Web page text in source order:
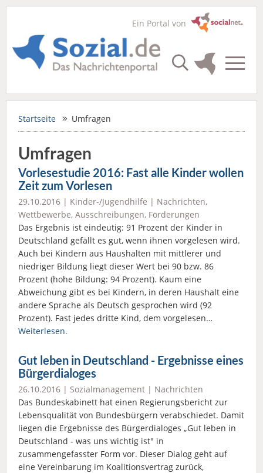
Ein Portal von
Startseite Umfragen
Umfragen
Vorlesestudie 2016: Fast alle Kinder wollen
Zeit zum Vorlesen
29.10.2016 | Kinder-/Jugendhilfe | Nachrichten,
Wettbewerbe, Ausschreibungen, Förderungen
Das Ergebnis ist eindeutig: 91 Prozent der Kinder in
Deutschland gefällt es gut, wenn ihnen vorgelesen wird.
Auch bei Kindern aus Haushalten mit mittlerer und
niedriger Bildung liegt dieser Wert bei 90 bzw. 86
Prozent (hohe Bildung: 94 Prozent). Kaum eine
Abweichung gibt es bei Kindern, in deren Haushalt eine
andere Sprache als Deutsch gesprochen wird (92
Prozent). Fast jedes dritte Kind, dem vorgelesen…
Weiterlesen.
Gut leben in Deutschland - Ergebnisse eines
Bürgerdialoges
26.10.2016 | Sozialmanagement | Nachrichten
Das Bundeskabinett hat einen Regierungsbericht zur
Lebensqualität von Bundesbürgern verabschiedet. Damit
liegen die Ergebnisse des Bürgerdialoges „Gut leben in
Deutschland - was uns wichtig ist" in
zusammengefasster Form vor. Dieser Dialog geht auf
eine Vereinbarung im Koalitionsvertrag zurück,